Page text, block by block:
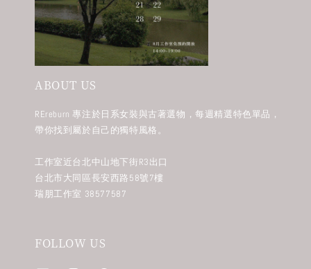
ABOUT US
REreburn 專注於日系女裝與古著選物，每週精選特色單品，
帶你找到屬於自己的獨特風格。
工作室近台北中山地下街R3出口
台北市大同區長安西路58號7樓
瑞朋工作室 38577587
FOLLOW US